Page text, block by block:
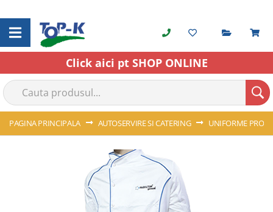
to
Content
Click aici pt SHOP ONLINE
PAGINA PRINCIPALA AUTOSERVIRE SI CATERING UNIFORME